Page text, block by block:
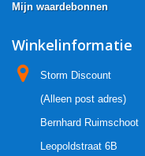
Mijn waardebonnen
Winkelinformatie
Storm Discount
(Alleen post adres)
Bernhard Ruimschoot
Leopoldstraat 6B